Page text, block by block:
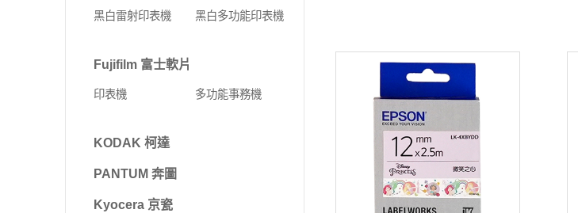
黑白雷射印表機 黑白多功能印表機
Fujifilm 富士軟片
印表機 多功能事務機
KODAK 柯達
PANTUM 奔圖
Kyocera 京瓷